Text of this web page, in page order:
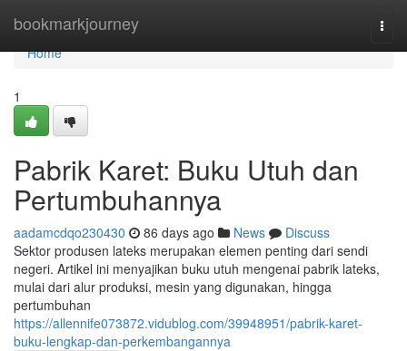
bookmarkjourney
Home
Home
1
Pabrik Karet: Buku Utuh dan
Pertumbuhannya
aadamcdqo230430 86 days ago News
Discuss
Sektor produsen lateks merupakan elemen penting dari sendi
negeri. Artikel ini menyajikan buku utuh mengenai pabrik lateks,
mulai dari alur produksi, mesin yang digunakan, hingga
pertumbuhan
https://allennife073872.vidublog.com/39948951/pabrik-karet-
buku-lengkap-dan-perkembangannya